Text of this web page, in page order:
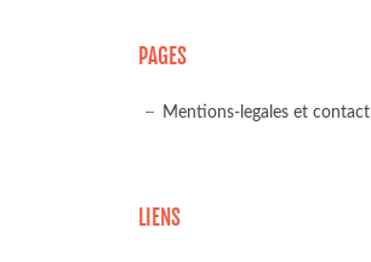
PAGES
Mentions-legales et contact
LIENS